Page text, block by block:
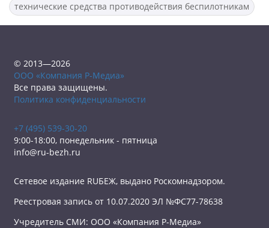
технические средства противодействия беспилотникам
© 2013—2026
ООО «Компания Р-Медиа»
Все права защищены.
Политика конфиденциальности
+7 (495) 539-30-20
9:00-18:00, понедельник - пятница
info@ru-bezh.ru
Сетевое издание RUБЕЖ, выдано Роскомнадзором.
Реестровая запись от 10.07.2020 ЭЛ №ФС77-78638
Учредитель СМИ: ООО «Компания Р-Медиа»